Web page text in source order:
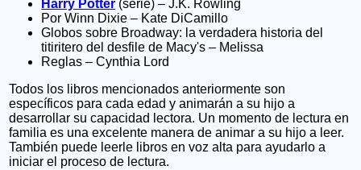
Harry Potter (serie) – J.K. Rowling
Por Winn Dixie – Kate DiCamillo
Globos sobre Broadway: la verdadera historia del
titiritero del desfile de Macy's – Melissa
Reglas – Cynthia Lord
Todos los libros mencionados anteriormente son
específicos para cada edad y animarán a su hijo a
desarrollar su capacidad lectora. Un momento de lectura en
familia es una excelente manera de animar a su hijo a leer.
También puede leerle libros en voz alta para ayudarlo a
iniciar el proceso de lectura.